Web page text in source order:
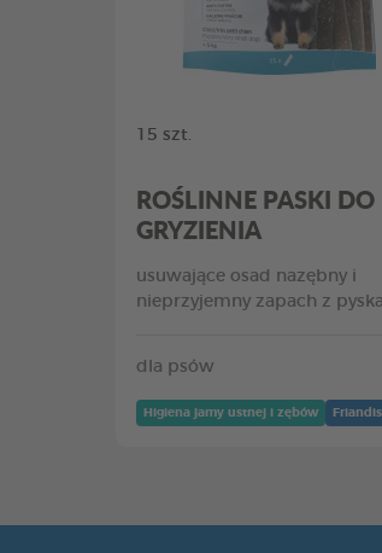
15 szt.
ROŚLINNE PASKI DO
GRYZIENIA
usuwające osad nazębny i
nieprzyjemny zapach z pyska
dla psów
Higiena jamy ustnej i zębów